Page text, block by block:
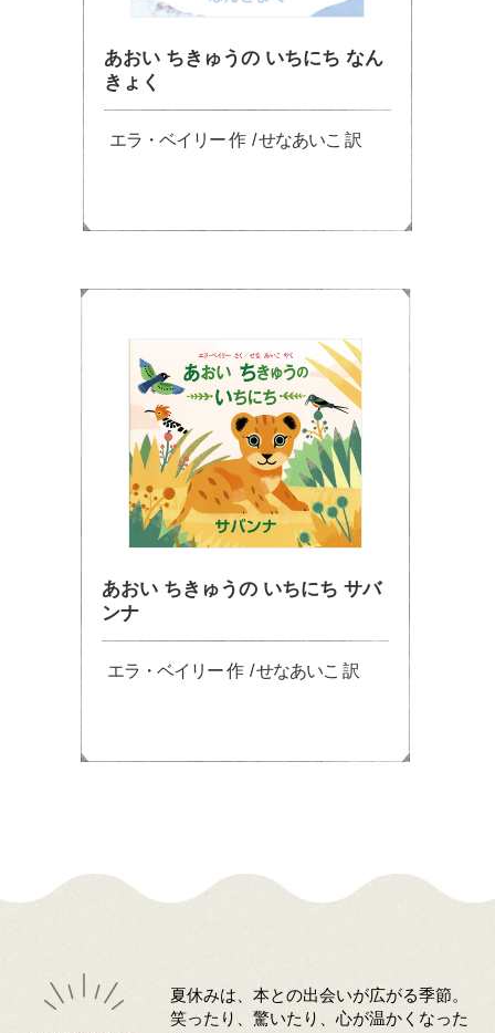
あおい ちきゅうの いちにち なん
きょく
エラ・ベイリー 作 / せなあいこ 訳
あおい ちきゅうの いちにち サバ
ンナ
エラ・ベイリー 作 / せなあいこ 訳
夏休みは、本との出会いが広がる季節。
笑ったり、驚いたり、心が温かくなった